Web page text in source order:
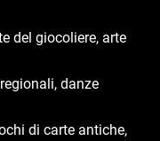
del giocoliere, arte
danze
di carte antiche,